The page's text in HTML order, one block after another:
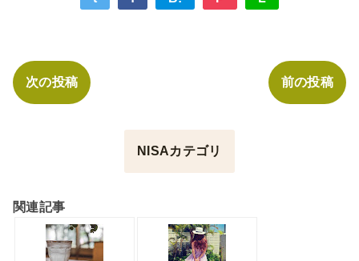
次の投稿 前の投稿
NISAカテゴリ
関連記事